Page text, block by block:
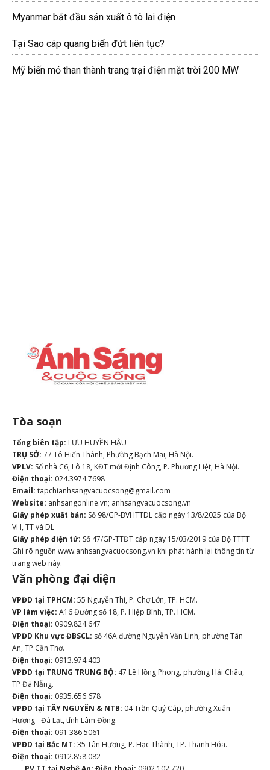
Myanmar bắt đầu sản xuất ô tô lai điện
Tại Sao cáp quang biển đứt liên tục?
Mỹ biến mỏ than thành trang trại điện mặt trời 200 MW
Tòa soạn
Tổng biên tập: LƯU HUYỀN HẬU
TRỤ SỞ: 77 Tô Hiến Thành, Phường Bạch Mai, Hà Nội.
VPLV: Số nhà C6, Lô 18, KĐT mới Định Công, P. Phương Liệt, Hà Nội.
Điện thoại: 024.3974.7698
Email: tapchianhsangvacuocsong@gmail.com
Website: anhsangonline.vn; anhsangvacuocsong.vn
Giấy phép xuất bản: Số 98/GP-BVHTTDL cấp ngày 13/8/2025 của Bộ
VH, TT và DL
Giấy phép điện tử: Số 47/GP-TTĐT cấp ngày 15/03/2019 của Bộ TTTT
Ghi rõ nguồn www.anhsangvacuocsong.vn khi phát hành lại thông tin từ
trang web này.
Văn phòng đại diện
VPĐD tại TPHCM: 55 Nguyễn Thi, P. Chợ Lớn, TP. HCM.
VP làm việc: A16 Đường số 18, P. Hiệp Bình, TP. HCM.
Điện thoại: 0909.824.647
VPĐD Khu vực ĐBSCL: số 46A đường Nguyễn Văn Linh, phường Tân
An, TP Cần Thơ.
Điện thoại: 0913.974.403
VPĐD tại TRUNG TRUNG BỘ: 47 Lê Hồng Phong, phường Hải Châu,
TP Đà Nẵng.
Điện thoại: 0935.656.678
VPĐD tại TÂY NGUYÊN & NTB: 04 Trần Quý Cáp, phường Xuân
Hương - Đà Lạt, tỉnh Lâm Đồng.
Điện thoại: 091 386 5061
VPĐD tại Bắc MT: 35 Tân Hương, P. Hạc Thành, TP. Thanh Hóa.
Điện thoại: 0912.858.082